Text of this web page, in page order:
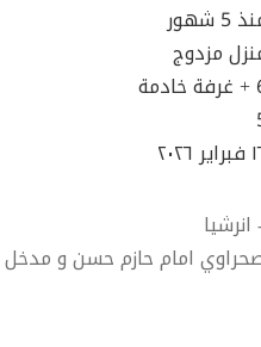
شهور
مزدوج
+ غرفة خادمة
٢٠٢٦
امام حازم حسن و مدخل